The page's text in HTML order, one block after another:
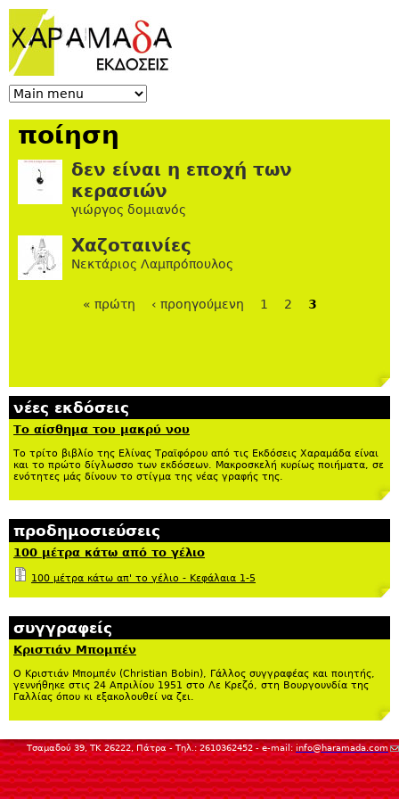
ποίηση
δεν είναι η εποχή των
κερασιών
γιώργος δομιανός
Χαζοταινίες
Νεκτάριος Λαμπρόπουλος
Σελίδες« πρώτη ‹ προηγούμενη 1 2 3
νέες εκδόσεις
Το αίσθημα του μακρύ νου
Το τρίτο βιβλίο της Ελίνας Τραϊφόρου από τις Εκδόσεις Χαραμάδα είναι
και το πρώτο δίγλωσσο των εκδόσεων. Μακροσκελή κυρίως ποιήματα, σε
ενότητες μάς δίνουν το στίγμα της νέας γραφής της.
προδημοσιεύσεις
100 μέτρα κάτω από το γέλιο
100 μέτρα κάτω απ' το γέλιο - Κεφάλαια 1-5
συγγραφείς
Κριστιάν Μπομπέν
Ο Κριστιάν Μπομπέν (Christian Bobin), Γάλλος συγγραφέας και ποιητής,
γεννήθηκε στις 24 Απριλίου 1951 στο Λε Κρεζό, στη Βουργουνδία της
Γαλλίας όπου κι εξακολουθεί να ζει.
Τσαμαδού 39, ΤΚ 26222, Πάτρα - Τηλ.: 2610362452 - e-mail:info@haramada.com